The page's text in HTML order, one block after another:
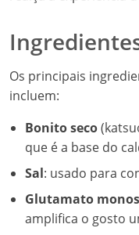
Os principais
incluem:
Bonito seco
que é a base do
Sal: usado para
Glutamato
amplifica o gosto